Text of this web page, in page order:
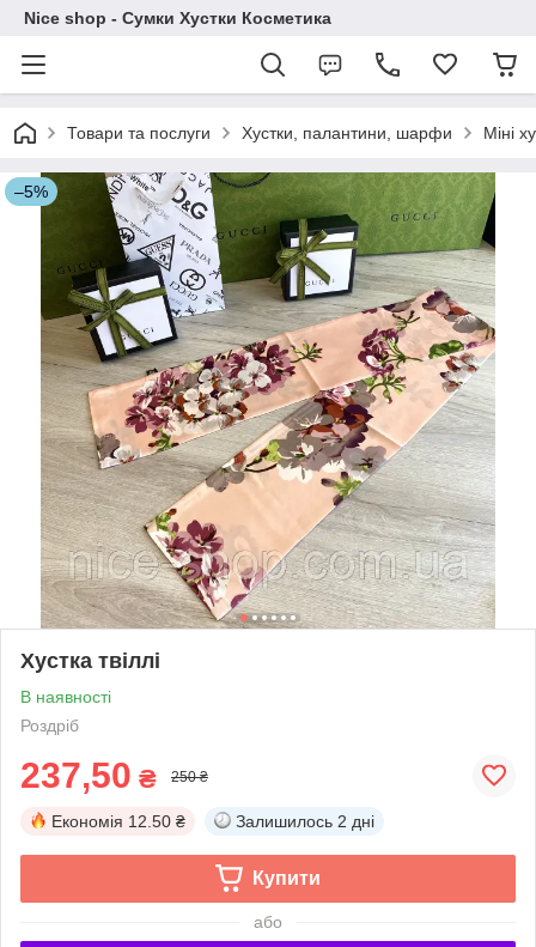
Nice shop - Сумки Хустки Косметика
Товари та послуги Хустки, палантини, шарфи Міні
–5%
Хустка твіллі
В наявності
Роздріб
237,50 ₴ 250 ₴
Економія 12.50 ₴ Залишилось 2 дні
Купити
або